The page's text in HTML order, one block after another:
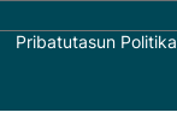
Pribatutasun Politika